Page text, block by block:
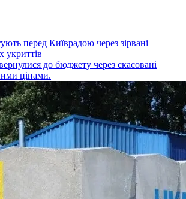
перед Київрадою через зірвані
укриттів
до бюджету через скасовані
цінами.